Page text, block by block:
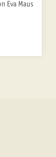
Eva Maus